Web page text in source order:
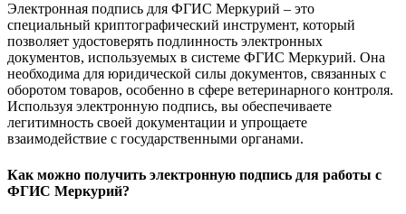
Электронная подпись для ФГИС Меркурий – это
специальный криптографический инструмент, который
позволяет удостоверять подлинность электронных
документов, используемых в системе ФГИС Меркурий. Она
необходима для юридической силы документов, связанных с
оборотом товаров, особенно в сфере ветеринарного контроля.
Используя электронную подпись, вы обеспечиваете
легитимность своей документации и упрощаете
взаимодействие с государственными органами.
Как можно получить электронную подпись для работы с
ФГИС Меркурий?